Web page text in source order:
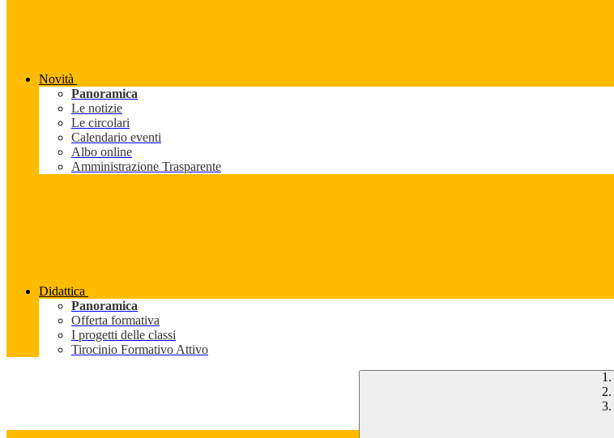
Novità
Panoramica
Le notizie
Le circolari
Calendario eventi
Albo online
Amministrazione Trasparente
Didattica
Panoramica
Offerta formativa
I progetti delle classi
Tirocinio Formativo Attivo